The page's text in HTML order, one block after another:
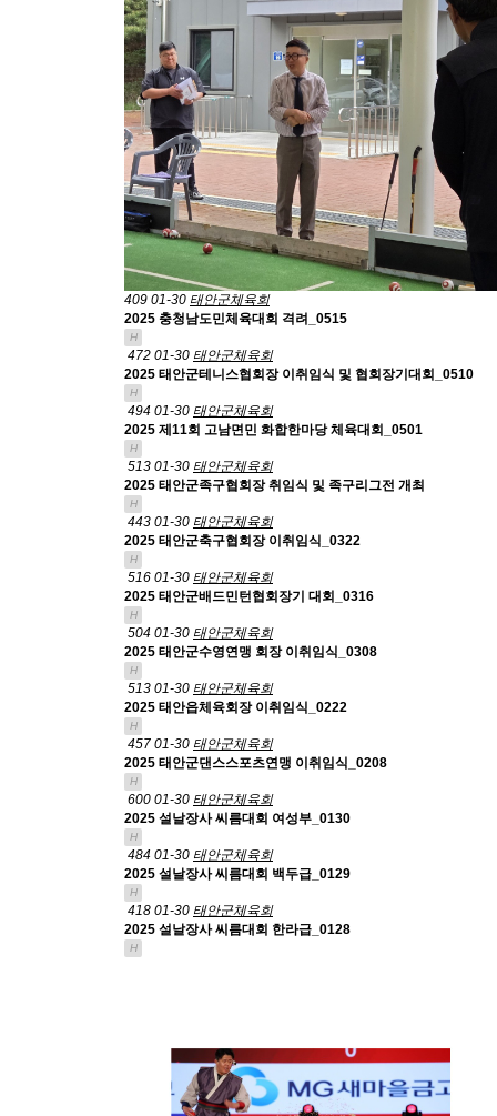
409 01-30 태안군체육회
2025 충청남도민체육대회 격려_0515
H
472 01-30 태안군체육회
2025 태안군테니스협회장 이취임식 및 협회장기대회_0510
H
494 01-30 태안군체육회
2025 제11회 고남면민 화합한마당 체육대회_0501
H
513 01-30 태안군체육회
2025 태안군족구협회장 취임식 및 족구리그전 개최
H
443 01-30 태안군체육회
2025 태안군축구협회장 이취임식_0322
H
516 01-30 태안군체육회
2025 태안군배드민턴협회장기 대회_0316
H
504 01-30 태안군체육회
2025 태안군수영연맹 회장 이취임식_0308
H
513 01-30 태안군체육회
2025 태안읍체육회장 이취임식_0222
H
457 01-30 태안군체육회
2025 태안군댄스스포츠연맹 이취임식_0208
H
600 01-30 태안군체육회
2025 설날장사 씨름대회 여성부_0130
H
484 01-30 태안군체육회
2025 설날장사 씨름대회 백두급_0129
H
418 01-30 태안군체육회
2025 설날장사 씨름대회 한라급_0128
H